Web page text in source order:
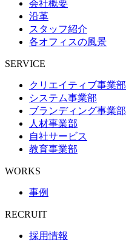
会社概要
沿革
スタッフ紹介
各オフィスの風景
SERVICE
クリエイティブ事業部
システム事業部
ブランディング事業部
人材事業部
自社サービス
教育事業部
WORKS
事例
RECRUIT
採用情報